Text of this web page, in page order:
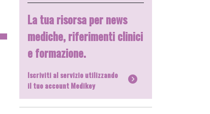
La tua risorsa per news
mediche, riferimenti clinici
e formazione.
Iscriviti al servizio utilizzando
il tuo account Medikey